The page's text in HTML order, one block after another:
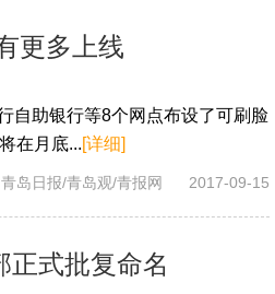
更多上线
自助银行等8个网点布设了可刷脸
在月底...[详细]
青岛日报/青岛观/青报网 2017-09-15
正式批复命名